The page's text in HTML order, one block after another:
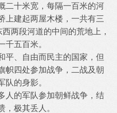
二十米宽，每隔一百米的河
上建起两屋木楼，一共有三
两段河道的中间的荒地上，
千五百米。
、自由而民主的国家，但
帜四处参加战争，二战及朝
队的身影。
的军队参加朝鲜战争，结
，极其丢人。